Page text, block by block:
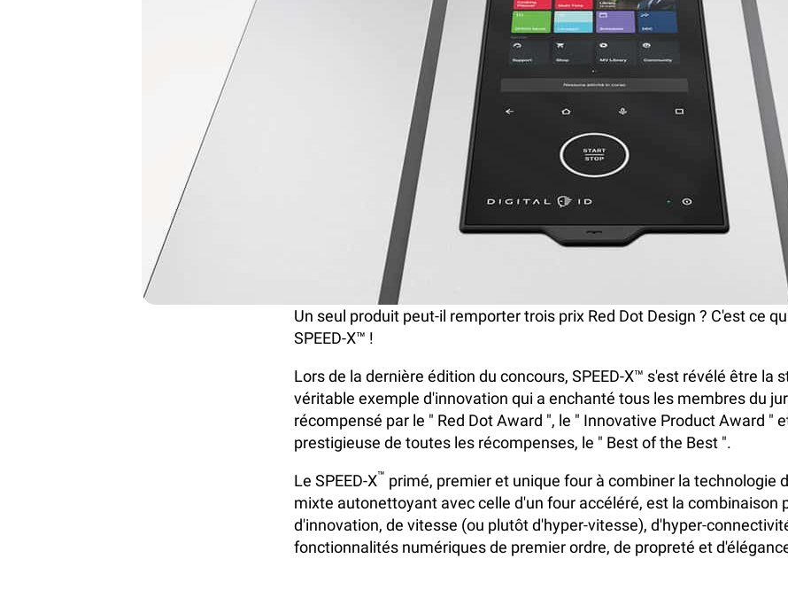
Un seul produit peut-il remporter trois prix Red Dot Design ? C'est ce
SPEED-X™ !
Lors de la dernière édition du concours, SPEED-X™ s'est révélé être la
véritable exemple d'innovation qui a enchanté tous les membres du
récompensé par le " Red Dot Award ", le " Innovative Product Award "
prestigieuse de toutes les récompenses, le " Best of the Best ".
Le SPEED-X™ primé, premier et unique four à combiner la technologie
mixte autonettoyant avec celle d'un four accéléré, est la combinaison
d'innovation, de vitesse (ou plutôt d'hyper-vitesse), d'hyper-
fonctionnalités numériques de premier ordre, de propreté et